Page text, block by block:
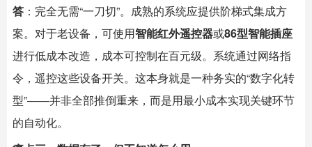
答 ：完全无需“一刀切”。成熟的系统应提供阶梯式集成方
案。对于老设备，可使用智能红外遥控器或86型智能插座
进行低成本改造，成本可控制在百元级。系统通过网络指
令，遥控这些设备开关。这本身就是一种务实的“数字化转
型”——并非全部推倒重来，而是用最小成本实现关键环节
的自动化。